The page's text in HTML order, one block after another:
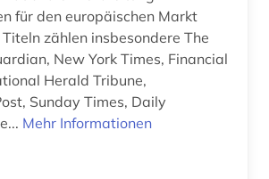
umweltwissenschaften (1)
universität (1)
für den europäischen Markt
zählen insbesondere The
New York Times, Financial
Herald Tribune,
Sunday Times, Daily
Mehr Informationen